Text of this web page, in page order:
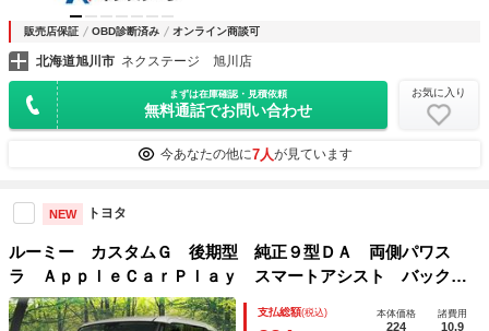
販売店保証 OBD診断済み オンライン商談可
北海道旭川市 ネクステージ 旭川店
まずは在庫確認・見積依頼
無料通話でお問い合わせ
お気に入り
今あなたの他に7人が見ています
NEW トヨタ
ルーミー カスタムＧ 後期型 純正９型ＤＡ 両側パワス
ラ ＡｐｐｌｅＣａｒＰｌａｙ スマートアシスト バックカ
メラ 寒冷地仕様 禁煙車 コーナーセンサー スマートキ
ー ＬＥＤヘッド ＥＴＣ 純正１４インチアルミ
支払総額(税込) 本体価格
224
諸費用
10.9